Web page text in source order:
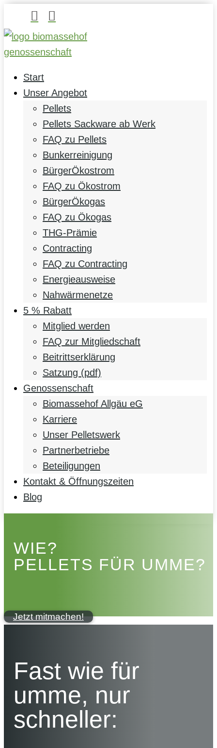
 
Start
Unser Angebot
Pellets
Pellets Sackware ab Werk
FAQ zu Pellets
Bunkerreinigung
BürgerÖkostrom
FAQ zu Ökostrom
BürgerÖkogas
FAQ zu Ökogas
THG-Prämie
Contracting
FAQ zu Contracting
Energieausweise
Nahwärmenetze
5 % Rabatt
Mitglied werden
FAQ zur Mitgliedschaft
Beitrittserklärung
Satzung (pdf)
Genossenschaft
Biomassehof Allgäu eG
Karriere
Unser Pelletswerk
Partnerbetriebe
Beteiligungen
Kontakt & Öffnungszeiten
Blog
WIE?
PELLETS FÜR UMME?
Jetzt mitmachen!
Fast wie für
umme, nur
schneller: